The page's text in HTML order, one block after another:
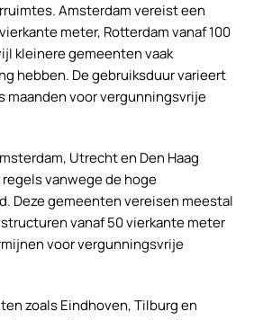
Amsterdam vereist een
meter, Rotterdam vanaf 100
kleinere gemeenten vaak
hebben. De gebruiksduur varieert
maanden voor vergunningsvrije
Utrecht en Den Haag
vanwege de hoge
Deze gemeenten vereisen meestal
vanaf 50 vierkante meter
voor vergunningsvrije
zoals Eindhoven, Tilburg en